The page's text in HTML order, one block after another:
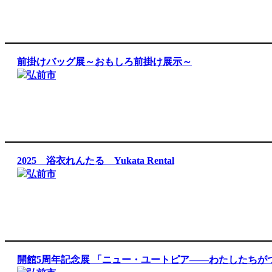
前掛けバッグ展～おもしろ前掛け展示～
弘前市
2025 浴衣れんたる Yukata Rental
弘前市
開館5周年記念展 「ニュー・ユートピア――わたしたちが